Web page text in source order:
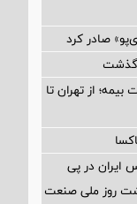
گذشت
از تهران تا
ایران در پی
روز ملی صنعت